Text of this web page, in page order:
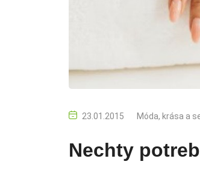
23.01.2015 Móda, krása a
Nechty